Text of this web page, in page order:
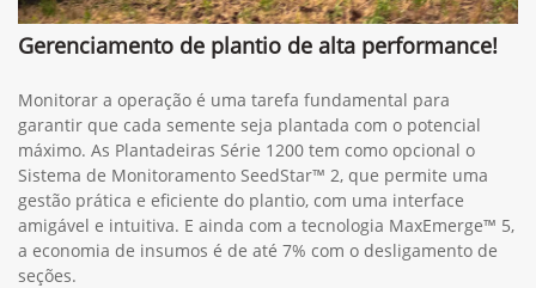
Gerenciamento de plantio de alta performance!
Monitorar a operação é uma tarefa fundamental para
garantir que cada semente seja plantada com o potencial
máximo. As Plantadeiras Série 1200 tem como opcional o
Sistema de Monitoramento SeedStar™ 2, que permite uma
gestão prática e eficiente do plantio, com uma interface
amigável e intuitiva. E ainda com a tecnologia MaxEmerge™ 5,
a economia de insumos é de até 7% com o desligamento de
seções.